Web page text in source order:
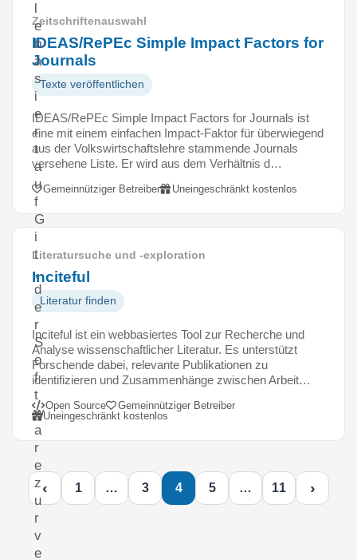
l
e
b
a
s
i
e
r
t
a
u
f
G
i
t
,
d
e
r
S
o
f
t
w
a
r
e
z
u
r
v
e
Zeitschriftenauswahl
IDEAS/RePEc Simple Impact Factors for
Journals
Texte veröffentlichen
IDEAS/RePEc Simple Impact Factors for Journals ist
eine mit einem einfachen Impact-Faktor für überwiegend
aus der Volkswirtschaftslehre stammende Journals
versehene Liste. Er wird aus dem Verhältnis d…
Gemeinnütziger Betreiber Uneingeschränkt kostenlos
Literatursuche und -exploration
Inciteful
Literatur finden
Inciteful ist ein webbasiertes Tool zur Recherche und
Analyse wissenschaftlicher Literatur. Es unterstützt
Forschende dabei, relevante Publikationen zu
identifizieren und Zusammenhänge zwischen Arbeit…
Open Source
Gemeinnütziger Betreiber
Uneingeschränkt kostenlos
‹ 1 … 3 4 5 … 11 ›